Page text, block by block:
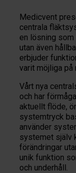
Medicvent
centrala
en lösning
utan även
erbjuder
varit möjliga på
Vårt nya
och har
aktuellt flöde,
systemtryck
använder
systemet själv
förändringar
unik funktion
och underhåll.